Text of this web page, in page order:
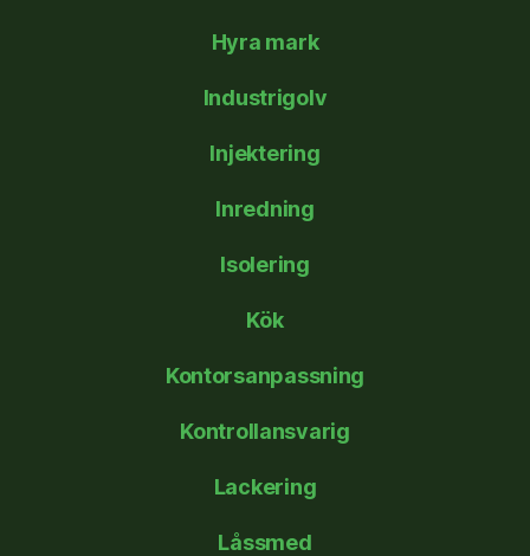
Hyra mark
Industrigolv
Injektering
Inredning
Isolering
Kök
Kontorsanpassning
Kontrollansvarig
Lackering
Låssmed